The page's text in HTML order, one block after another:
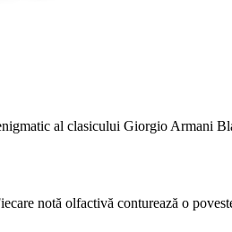
al clasicului Giorgio Armani
notă olfactivă conturează o